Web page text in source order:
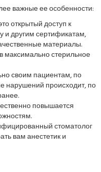
важные ее особенности:
открытый доступ к
другим сертификатам,
материалы.
максимально стерильное
своим пациентам, по
нарушений происходит, по
повышается
стоматолог
вам анестетик и